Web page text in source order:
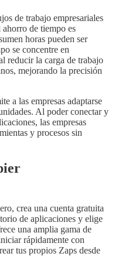
de trabajo empresariales
de tiempo es
horas pueden ser
se concentre en
reducir la carga de trabajo
mejorando la precisión
a las empresas adaptarse
Al poder conectar y
las empresas
y procesos sin
crea una cuenta gratuita
de aplicaciones y elige
una amplia gama de
rápidamente con
tus propios Zaps desde